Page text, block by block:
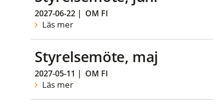
2027-06-22 | OM FI
Läs mer
Styrelsemöte, maj
2027-05-11 | OM FI
Läs mer